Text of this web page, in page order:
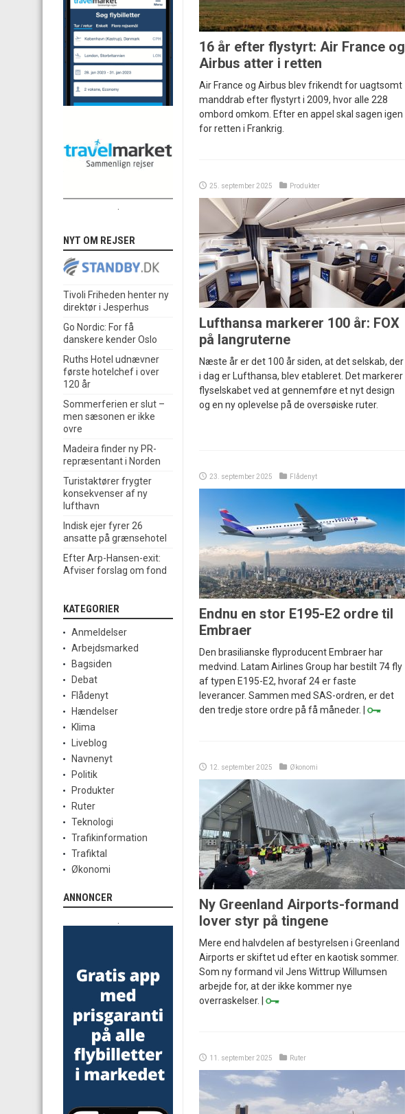
16 år efter flystyrt: Air France og
Airbus atter i retten
Air France og Airbus blev frikendt for uagtsomt
manddrab efter flystyrt i 2009, hvor alle 228
ombord omkom. Efter en appel skal sagen igen
for retten i Frankrig.
25. september 2025 Produkter
Lufthansa markerer 100 år: FOX
på langruterne
Næste år er det 100 år siden, at det selskab, der
i dag er Lufthansa, blev etableret. Det markerer
flyselskabet ved at gennemføre et nyt design
og en ny oplevelse på de oversøiske ruter.
23. september 2025 Flådenyt
Endnu en stor E195-E2 ordre til
Embraer
Den brasilianske flyproducent Embraer har
medvind. Latam Airlines Group har bestilt 74 fly
af typen E195-E2, hvoraf 24 er faste
leverancer. Sammen med SAS-ordren, er det
den tredje store ordre på få måneder. |
12. september 2025 Økonomi
Ny Greenland Airports-formand
lover styr på tingene
Mere end halvdelen af bestyrelsen i Greenland
Airports er skiftet ud efter en kaotisk sommer.
Som ny formand vil Jens Wittrup Willumsen
arbejde for, at der ikke kommer nye
overraskelser. |
11. september 2025 Ruter
NYT OM REJSER
Tivoli Friheden henter ny
direktør i Jesperhus
Go Nordic: For få
danskere kender Oslo
Ruths Hotel udnævner
første hotelchef i over
120 år
Sommerferien er slut –
men sæsonen er ikke
ovre
Madeira finder ny PR-
repræsentant i Norden
Turistaktører frygter
konsekvenser af ny
lufthavn
Indisk ejer fyrer 26
ansatte på grænsehotel
Efter Arp-Hansen-exit:
Afviser forslag om fond
KATEGORIER
Anmeldelser
Arbejdsmarked
Bagsiden
Debat
Flådenyt
Hændelser
Klima
Liveblog
Navnenyt
Politik
Produkter
Ruter
Teknologi
Trafikinformation
Trafiktal
Økonomi
ANNONCER